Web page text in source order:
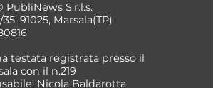
PubliNews S.r.l.s.
91025, Marsala(TP)
testata registrata presso il
con il n.219
Nicola Baldarotta